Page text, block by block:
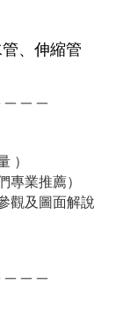
、伸縮管
）
專業推薦）
觀及圖面解說